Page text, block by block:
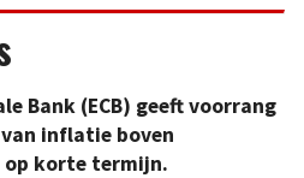
Bank (ECB) geeft voorrang
inflatie boven
op korte termijn.